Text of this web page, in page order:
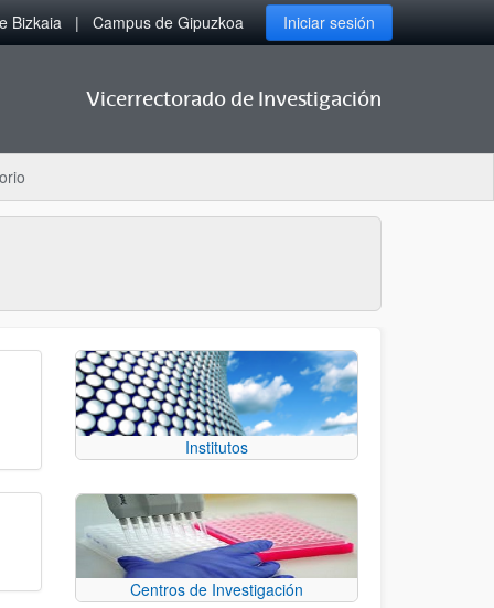
Bizkaia Campus de Gipuzkoa Iniciar sesión
Vicerrectorado de Investigación
Institutos
Centros de Investigación